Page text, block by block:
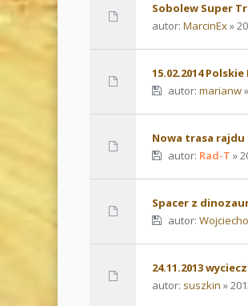
Sobolew Super
autor: MarcinEx»
15.02.2014
autor: marianw
Nowa trasa
autor: Rad-T »
Spacer z
autor:
24.11.2013
autor: suszkin »